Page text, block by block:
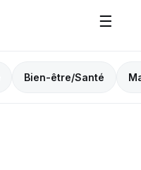
☰
Bien-être/Santé